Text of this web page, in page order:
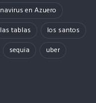
en Azuero
las tablas
los santos
sequia uber